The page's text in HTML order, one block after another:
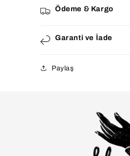
Ödeme & Kargo
Garanti ve İade
Paylaş